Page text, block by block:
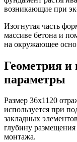
возникающие при
Изогнутая часть
массиве бетона и
на окружающее
Геометрия и
параметры
Размер 36х1120
используется при
закладных
глубину
монтажа.